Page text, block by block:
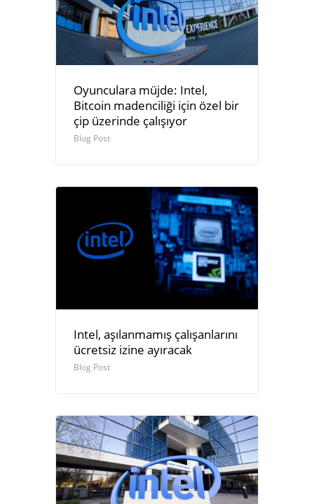
Oyunculara müjde: Intel,
Bitcoin madenciliği için özel bir
çip üzerinde çalışıyor
Blog Post
Intel, aşılanmamış çalışanlarını
ücretsiz izine ayıracak
Blog Post